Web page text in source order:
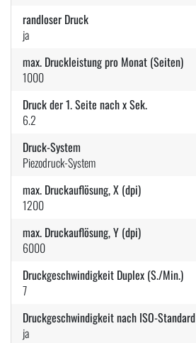
randloser Druck
ja
max. Druckleistung pro Monat (Seiten)
1000
Druck der 1. Seite nach x Sek.
6.2
Druck-System
Piezodruck-System
max. Druckauflösung, X (dpi)
1200
max. Druckauflösung, Y (dpi)
6000
Druckgeschwindigkeit Duplex (S./Min.)
7
Druckgeschwindigkeit nach ISO-Standard
ja